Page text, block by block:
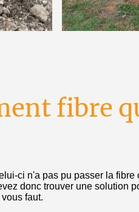
fibre
ci n'a pas pu passer la fibre
donc trouver une solution
faut.